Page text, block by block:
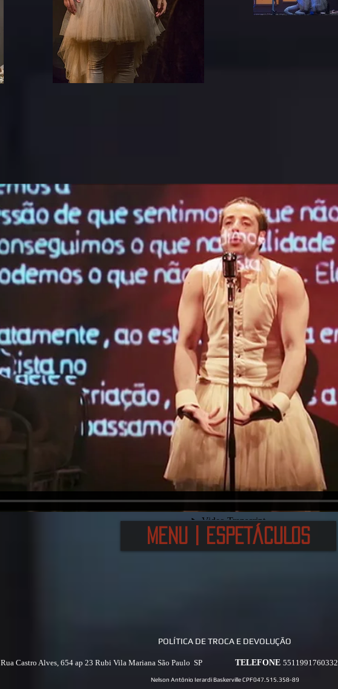
MENU | ESPETÁCULOS
POLÍTICA DE TROCA E DEVOLUÇÃO
Rua Castro Alves, 654 ap 23 Rubi Vila Mariana São Paulo SP TELEFONE 5511991760332
Nelson Antônio Ierardi Baskerville CPF047.515.358-89